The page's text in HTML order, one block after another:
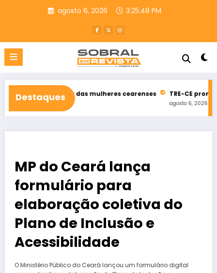
agosto 6, 2026 3:25:49 PM
Destaques
das mulheres cearenses TRE-CE promove nesta
MP do Ceará lança
formulário para
elaboração coletiva do
Plano de Inclusão e
Acessibilidade
O Ministério Público do Ceará lançou um formulário digital